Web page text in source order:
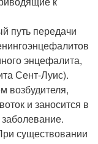
путь передачи
энцефалита,
Сент-Луис).
возбудителя,
и заносится в
существовании